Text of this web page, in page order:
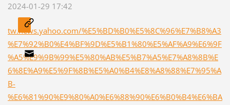
2024-01-29 17:42
tw.news.yahoo.com/%E5%BD%B0%E5%8C%96%E7%B8%A3
%E7%92%B0%E4%BF%9D%E5%B1%80%E5%AF%A9%E6%9F
%A5%E9%9B%99%E5%80%AB%E5%B7%A5%E7%A8%8B%E
6%8E%A9%E5%9F%8B%E5%A0%B4%E8%A8%88%E7%95%A
B-
%E6%81%90%E9%80%A0%E6%88%90%E6%B0%B4%E6%BA